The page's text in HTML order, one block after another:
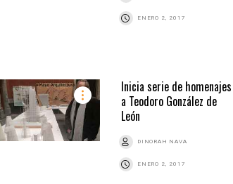
ENERO 2, 2017
Inicia serie de homenajes
a Teodoro González de
León
DINORAH NAVA
ENERO 2, 2017